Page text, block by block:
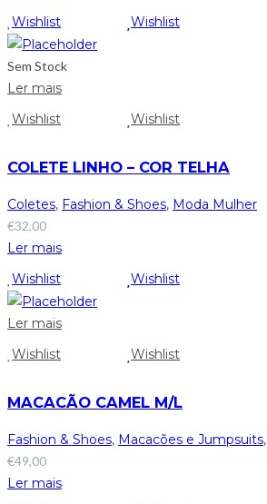
Wishlist
Wishlist
Sem Stock
Ler mais
Wishlist
Wishlist
COLETE LINHO – COR TELHA
Coletes, Fashion & Shoes, Moda Mulher
€32,00
Ler mais
Wishlist
Wishlist
Ler mais
Wishlist
Wishlist
MACACÃO CAMEL M/L
Fashion & Shoes, Macacões e Jumpsuits,
€49,00
Ler mais